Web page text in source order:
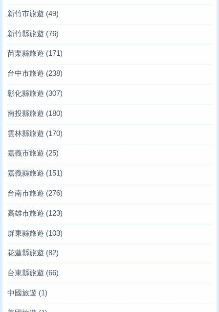
新竹市旅遊 (49)
新竹縣旅遊 (76)
苗栗縣旅遊 (171)
台中市旅遊 (238)
彰化縣旅遊 (307)
南投縣旅遊 (180)
雲林縣旅遊 (170)
嘉義市旅遊 (25)
嘉義縣旅遊 (151)
台南市旅遊 (276)
高雄市旅遊 (123)
屏東縣旅遊 (103)
花蓮縣旅遊 (82)
台東縣旅遊 (66)
中國旅遊 (1)